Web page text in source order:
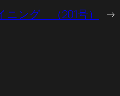
ニング （201号） →